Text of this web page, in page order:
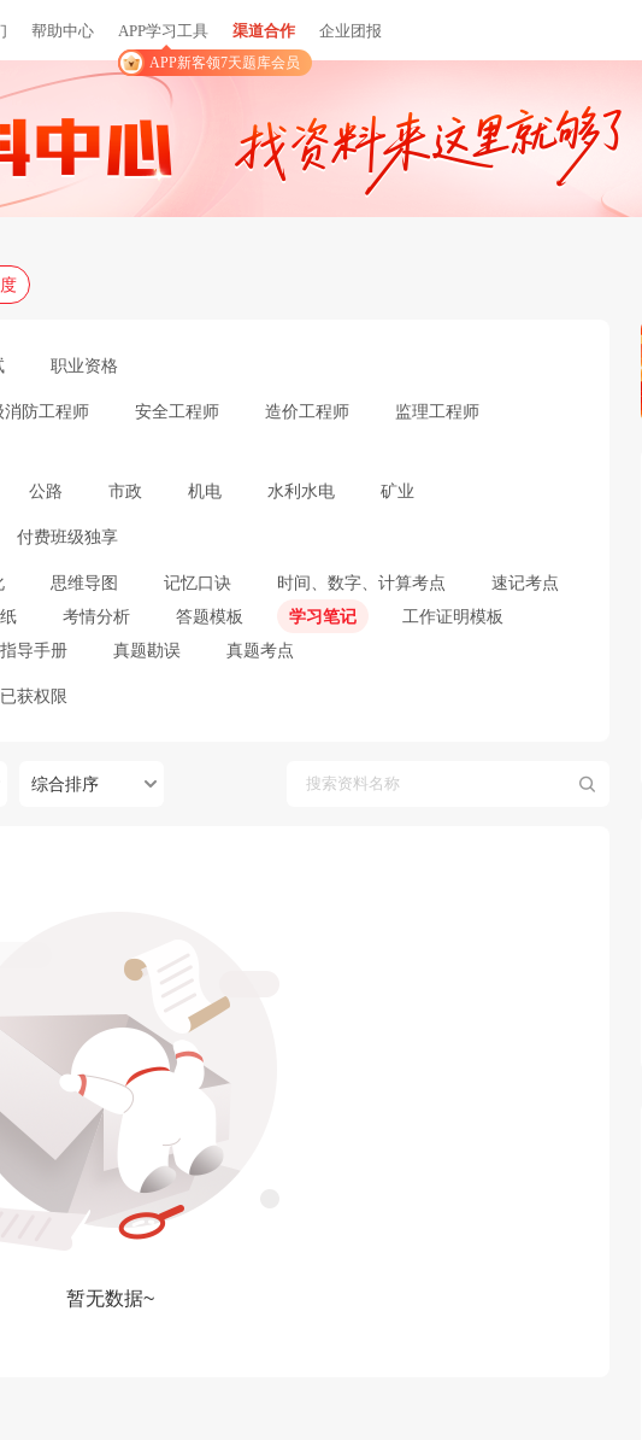
帮助中心 APP学习工具
APP新客领7天题库会员
渠道合作 企业团报
职业资格
消防工程师 安全工程师 造价工程师
监理工程师
公路 市政 机电 水利水电 矿业
付费班级独享
思维导图 记忆口诀 时间、数字、计算考点
速记考点
考情分析 答题模板 学习笔记
工作证明模板
导手册 真题勘误 真题考点
已获权限
综合排序
暂无数据~